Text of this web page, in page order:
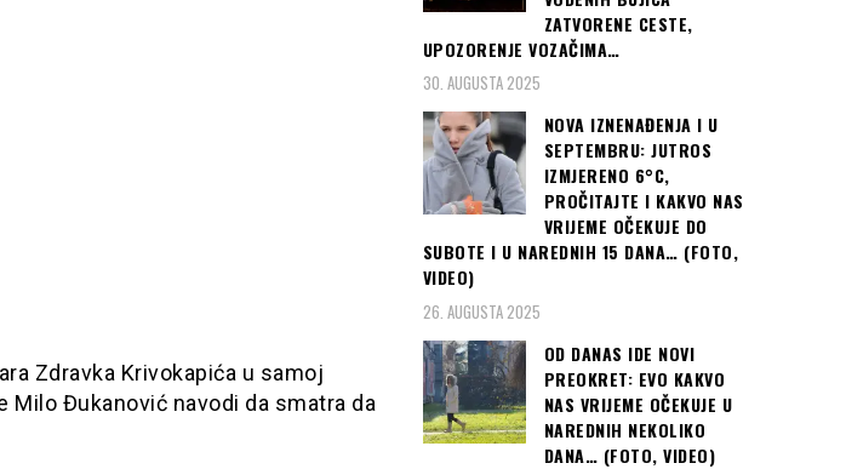
Zdravka Krivokapića u samoj
Milo Đukanović navodi da smatra da
ZATVORENE CESTE,
UPOZORENJE VOZAČIMA…
30. AUGUSTA 2025
NOVA IZNENAĐENJA I U
SEPTEMBRU: JUTROS
IZMJERENO 6°C,
PROČITAJTE I KAKVO NAS
VRIJEME OČEKUJE DO
SUBOTE I U NAREDNIH 15 DANA… (FOTO,
VIDEO)
26. AUGUSTA 2025
OD DANAS IDE NOVI
PREOKRET: EVO KAKVO
NAS VRIJEME OČEKUJE U
NAREDNIH NEKOLIKO
DANA… (FOTO, VIDEO)